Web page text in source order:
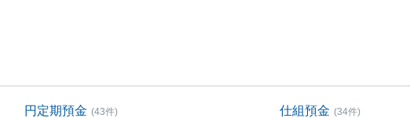
円定期預金 (43件) 仕組預金 (34件)